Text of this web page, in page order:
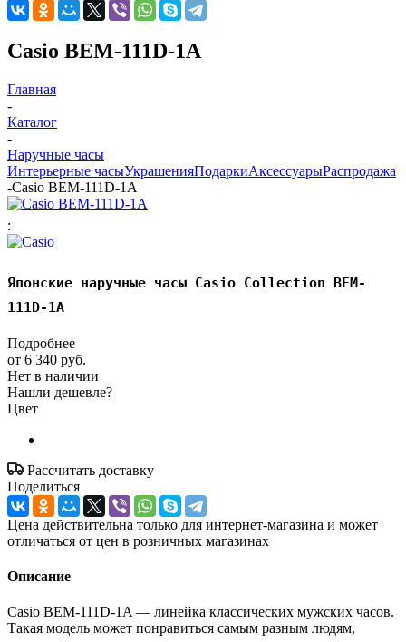
Casio BEM-111D-1A
Главная
-
Каталог
-
Наручные часы
Интерьерные часыУкрашенияПодаркиАксессуарыРаспродажа
-Casio BEM-111D-1A
:
Японские наручные часы Casio Collection BEM-
111D-1A
Подробнее
от 6 340 руб.
Нет в наличии
Нашли дешевле?
Цвет
Рассчитать доставку
Поделиться
Цена действительна только для интернет-магазина и может
отличаться от цен в розничных магазинах
Описание
Casio BEM-111D-1A — линейка классических мужских часов.
Такая модель может понравиться самым разным людям,